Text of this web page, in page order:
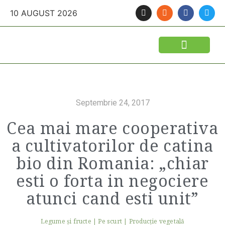
10 AUGUST 2026
Septembrie 24, 2017
Cea mai mare cooperativa
a cultivatorilor de catina
bio din Romania: „chiar
esti o forta in negociere
atunci cand esti unit”
Legume şi fructe |Pe scurt | Producție vegetală